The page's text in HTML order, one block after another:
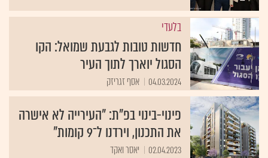
בלעדי
חדשות טובות לגבעת שמואל: הקו
הסגול יוארך לתוך העיר
04.03.2024 אסף זגריזק
פינוי-בינוי בפ"ת: "העירייה לא אישרה
את התכנון, וירדנו ל־9 קומות"
02.04.2023 יאסר ואקד